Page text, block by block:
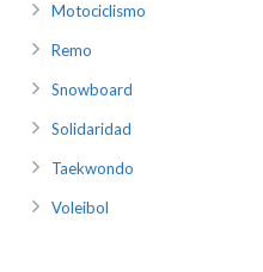
Motociclismo
Remo
Snowboard
Solidaridad
Taekwondo
Voleibol